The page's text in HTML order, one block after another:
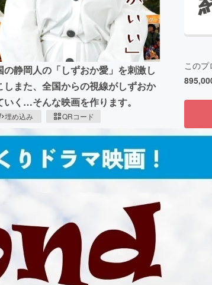
静岡人の「しずおか愛」を刺激し
また、全国からの視線がしずおか
く…そんな映画を作ります。
埋め込み QRコード
このプ